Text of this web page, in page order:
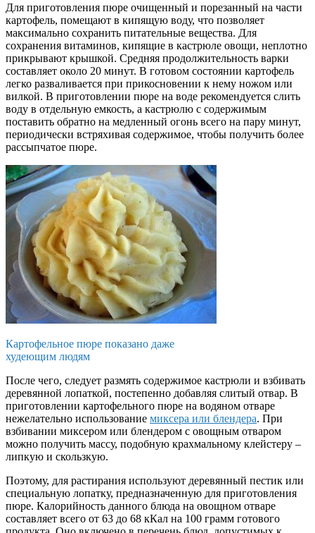
Для приготовления пюре очищенный и порезанный на части
картофель, помещают в кипящую воду, что позволяет
максимально сохранить питательные вещества. Для
сохранения витаминов, кипящие в кастрюле овощи, неплотно
прикрывают крышкой. Средняя продолжительность варки
составляет около 20 минут. В готовом состоянии картофель
легко разваливается при прикосновении к нему ножом или
вилкой. В приготовлении пюре на воде рекомендуется слить
воду в отдельную емкость, а кастрюлю с содержимым
поставить обратно на медленный огонь всего на пару минут,
периодически встряхивая содержимое, чтобы получить более
рассыпчатое пюре.
Картофельное пюре показано даже
худеющим людям
После чего, следует размять содержимое кастрюли и взбивать
деревянной лопаткой, постепенно добавляя слитый отвар. В
приготовлении картофельного пюре на водяном отваре
нежелательно использование миксера или блендера. При
взбивании миксером или блендером с овощным отваром
можно получить массу, подобную крахмальному клейстеру –
липкую и скользкую.
Поэтому, для растирания используют деревянный пестик или
специальную лопатку, предназначенную для приготовления
пюре. Калорийность данного блюда на овощном отваре
составляет всего от 63 до 68 кКал на 100 грамм готового